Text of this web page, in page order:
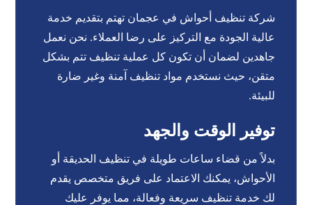
شركة تنظيف أحواش في عجمان تهتم بتقديم خدمة
عالية الجودة مع التركيز على رضا العملاء. نحن نعمل
جاهدين لضمان أن تكون كل عملية تنظيف تتم بشكل
متقن، حيث نستخدم مواد تنظيف آمنة وغير ضارة
للبيئة.
توفير الوقت والجهد
بدلاً من قضاء ساعات طويلة في تنظيف الحديقة أو
الأحواش، يمكنك الاعتماد على فريق متخصص يقدم
لك خدمة تنظيف سريعة وفعالة، مما يوفر عليك